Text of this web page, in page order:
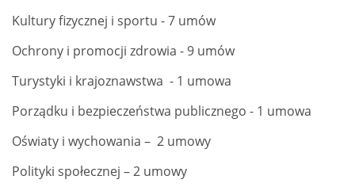
Kultury fizycznej i sportu - 7 umów
Ochrony i promocji zdrowia - 9 umów
Turystyki i krajoznawstwa - 1 umowa
Porządku i bezpieczeństwa publicznego - 1 umowa
Oświaty i wychowania – 2 umowy
Polityki społecznej – 2 umowy